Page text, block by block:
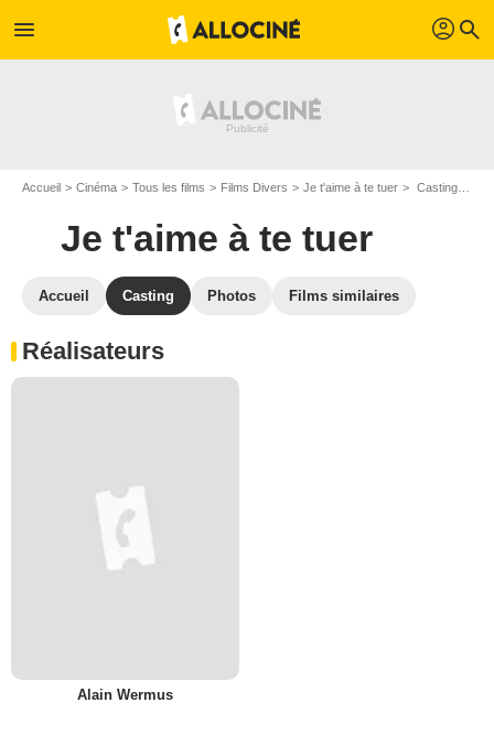
menu profil search
Accueil Cinéma Tous les films Films Divers Je t'aime à te tuer Casting Je t'aime à te tuer
Je t'aime à te tuer
Accueil Casting Photos Films similaires
Réalisateurs
Alain Wermus